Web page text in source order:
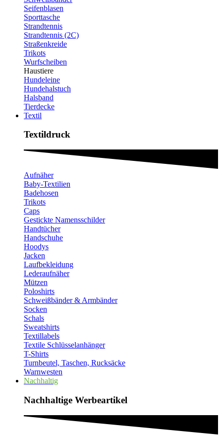
Seifenblasen
Sporttasche
Strandtennis
Strandtennis (2C)
Straßenkreide
Trikots
Wurfscheiben
Haustiere
Hundeleine
Hundehalstuch
Halsband
Tierdecke
Textil
Textildruck​
Aufnäher
Baby-Textilien
Badehosen
Trikots
Caps
Gestickte Namensschilder
Handtücher
Handschuhe
Hoodys
Jacken
Laufbekleidung
Lederaufnäher
Mützen
Poloshirts
Schweißbänder & Armbänder
Socken
Schals
Sweatshirts
Textillabels
Textile Schlüsselanhänger
T-Shirts
Turnbeutel, Taschen, Rucksäcke
Warnwesten
Nachhaltig
Nachhaltige Werbeartikel​